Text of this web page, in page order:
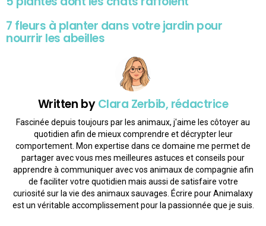
7 fleurs à planter dans votre jardin pour
nourrir les abeilles
Written byClara Zerbib, rédactrice
Fascinée depuis toujours par les animaux, j'aime les côtoyer au
quotidien afin de mieux comprendre et décrypter leur
comportement. Mon expertise dans ce domaine me permet de
partager avec vous mes meilleures astuces et conseils pour
apprendre à communiquer avec vos animaux de compagnie afin
de faciliter votre quotidien mais aussi de satisfaire votre
curiosité sur la vie des animaux sauvages. Écrire pour Animalaxy
est un véritable accomplissement pour la passionnée que je suis.